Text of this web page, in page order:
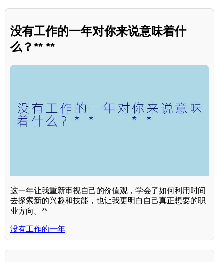
没有工作的一年对你来说意味着什
么？** **
这一年让我重新审视自己的价值观，学会了如何利用时间
去探索新的兴趣和技能，也让我更明白自己真正想要的职
业方向。**
没有工作的一年